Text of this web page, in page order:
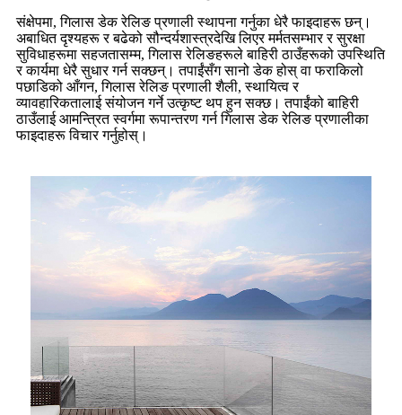
संक्षेपमा, गिलास डेक रेलिङ प्रणाली स्थापना गर्नुका धेरै फाइदाहरू छन्।
अबाधित दृश्यहरू र बढेको सौन्दर्यशास्त्रदेखि लिएर मर्मतसम्भार र सुरक्षा
सुविधाहरूमा सहजतासम्म, गिलास रेलिङहरूले बाहिरी ठाउँहरूको उपस्थिति
र कार्यमा धेरै सुधार गर्न सक्छन्। तपाईंसँग सानो डेक होस् वा फराकिलो
पछाडिको आँगन, गिलास रेलिङ प्रणाली शैली, स्थायित्व र
व्यावहारिकतालाई संयोजन गर्ने उत्कृष्ट थप हुन सक्छ। तपाईंको बाहिरी
ठाउँलाई आमन्त्रित स्वर्गमा रूपान्तरण गर्न गिलास डेक रेलिङ प्रणालीका
फाइदाहरू विचार गर्नुहोस्।